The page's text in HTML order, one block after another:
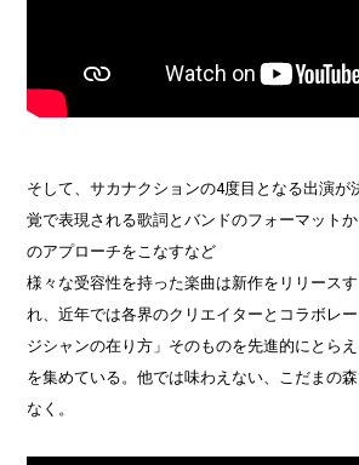
そして、サカナクションの4度目となる出演が
覚で表現される歌詞とバンドのフォーマット
のアプローチをこなすなど
様々な受容性を持った楽曲は新作をリリース
れ、近年では各界のクリエイターとコラボレ
ジシャンの在り方」そのものを先進的にとら
を集めている。他では味わえない、こだまの
なく。